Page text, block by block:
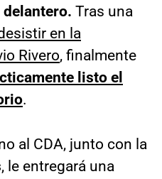
Tras una
en la
Rivero, finalmente
listo el
.
al CDA, junto con la
, le entregará una